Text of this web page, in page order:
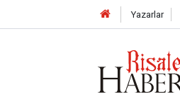
Yazarlar